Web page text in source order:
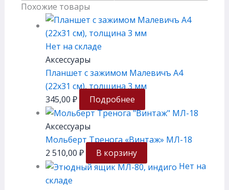
Похожие товары
Нет на складе
Аксессуары
Планшет с зажимом Малевичъ А4
(22х31 см), толщина 3 мм
345,00 ₽ Подробнее
Аксессуары
Мольберт Тренога «Винтаж» МЛ-18
2 510,00 ₽
В корзину
Нет на
складе